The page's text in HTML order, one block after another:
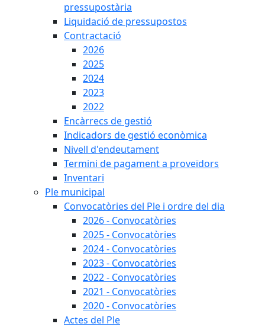
pressupostària
Liquidació de pressupostos
Contractació
2026
2025
2024
2023
2022
Encàrrecs de gestió
Indicadors de gestió econòmica
Nivell d'endeutament
Termini de pagament a proveïdors
Inventari
Ple municipal
Convocatòries del Ple i ordre del dia
2026 - Convocatòries
2025 - Convocatòries
2024 - Convocatòries
2023 - Convocatòries
2022 - Convocatòries
2021 - Convocatòries
2020 - Convocatòries
Actes del Ple